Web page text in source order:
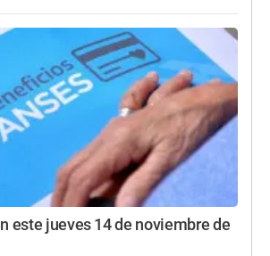
este jueves 14 de noviembre de